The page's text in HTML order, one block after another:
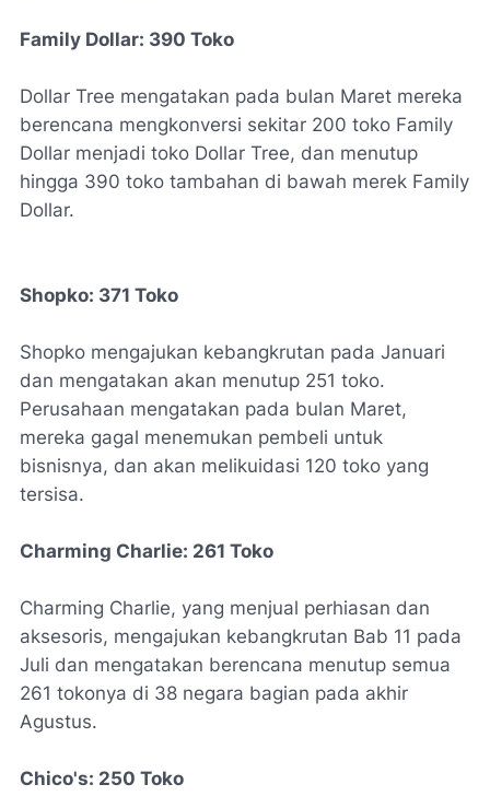
Family Dollar: 390 Toko
Dollar Tree mengatakan pada bulan Maret mereka
berencana mengkonversi sekitar 200 toko Family
Dollar menjadi toko Dollar Tree, dan menutup
hingga 390 toko tambahan di bawah merek Family
Dollar.
Shopko: 371 Toko
Shopko mengajukan kebangkrutan pada Januari
dan mengatakan akan menutup 251 toko.
Perusahaan mengatakan pada bulan Maret,
mereka gagal menemukan pembeli untuk
bisnisnya, dan akan melikuidasi 120 toko yang
tersisa.
Charming Charlie: 261 Toko
Charming Charlie, yang menjual perhiasan dan
aksesoris, mengajukan kebangkrutan Bab 11 pada
Juli dan mengatakan berencana menutup semua
261 tokonya di 38 negara bagian pada akhir
Agustus.
Chico's: 250 Toko